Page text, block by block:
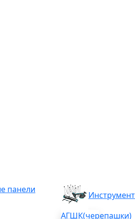
панели
АГШК(черепашки)